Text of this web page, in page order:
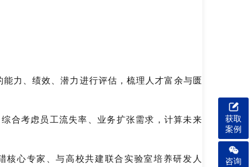
力、绩效、潜力进行评估，梳理人才富余与匮
合考虑员工流失率、业务扩张需求，计算未来
核心专家、与高校共建联合实验室培养研发人
获取
案例
咨询